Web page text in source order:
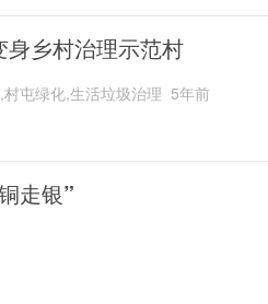
身乡村治理示范村
屯绿化,生活垃圾治理 5年前
走银”